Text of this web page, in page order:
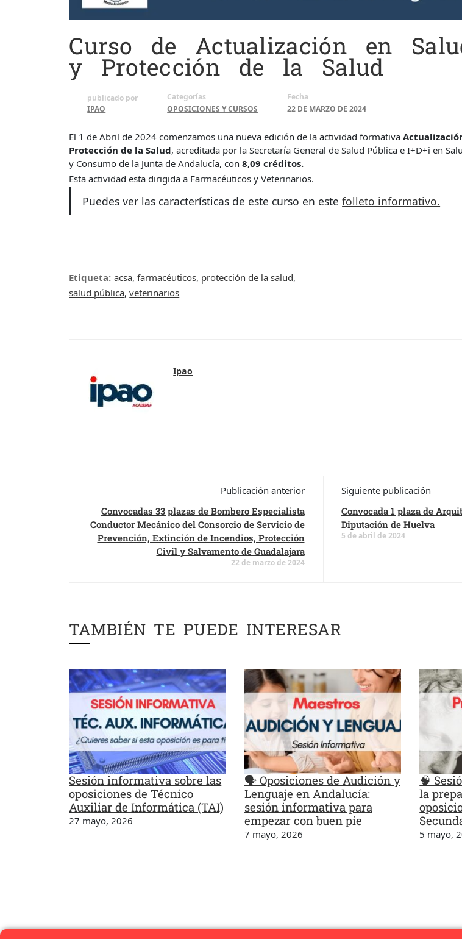
Curso de Actualización en
y Protección de la Salud
publicado por
IPAO
Categorías
OPOSICIONES Y CURSOS
Fecha
22 DE MARZO DE 2024
El 1 de Abril de 2024 comenzamos una nueva edición de la actividad formativa
Protección de la Salud, acreditada por la Secretaría General de Salud Pública e I+D+i en
y Consumo de la Junta de Andalucía, con8,09 créditos.
Esta actividad esta dirigida a Farmacéuticos y Veterinarios.
Puedes ver las características de este curso en estefolleto informativo.
Etiqueta: acsa,farmacéuticos, protección de la salud,
salud pública,veterinarios
Ipao
Publicación anterior
Convocadas 33 plazas de Bombero Especialista
Conductor Mecánico del Consorcio de Servicio de
Prevención, Extinción de Incendios, Protección
Civil y Salvamento de Guadalajara
22 de marzo de 2024
Siguiente publicación
Convocada 1 plaza de
Diputación de Huelva
5 de abril de 2024
TAMBIÉN TE PUEDE INTERESAR
Sesión informativa sobre las
oposiciones de Técnico
Auxiliar de Informática (TAI)
27 mayo, 2026
🗣️ Oposiciones de Audición y
Lenguaje en Andalucía:
sesión informativa para
empezar con buen pie
7 mayo, 2026
🧠
la
5 mayo,